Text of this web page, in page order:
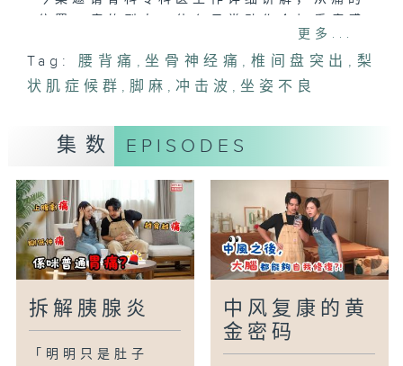
等等，去分辨腰痛的根源，并分享治疗方
法。
嘉宾：邓育昀医生(港大医学院临床医学学
院矫形及创伤外科学系名誉临床助理教授)
更多...
Tag: 腰背痛 , 坐骨神经痛 , 椎间盘突出 , 梨
状肌症候群 ,脚麻 ,冲击波 ,坐姿不良
集数 EPISODES
拆解胰腺炎
「明明只是肚子
中风复康的黄
金密码